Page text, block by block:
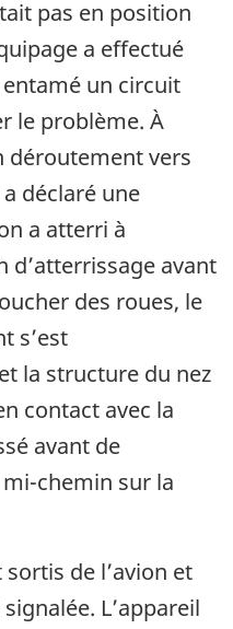
pas en position
a effectué
un circuit
le problème. À
déroutement vers
a déclaré une
a atterri à
d’atterrissage avant
des roues, le
s’est
la structure du nez
contact avec la
avant de
chemin sur la
de l’avion et
L’appareil